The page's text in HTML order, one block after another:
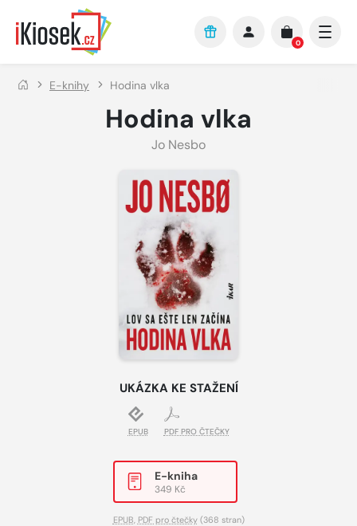
Přejít na hlavní obsah
0
E-knihy Hodina vlka
Hodina vlka
Jo Nesbo
UKÁZKA KE STAŽENÍ
EPUB PDF PRO ČTEČKY
E-kniha
349 Kč
EPUB, PDF pro čtečky(368 stran)